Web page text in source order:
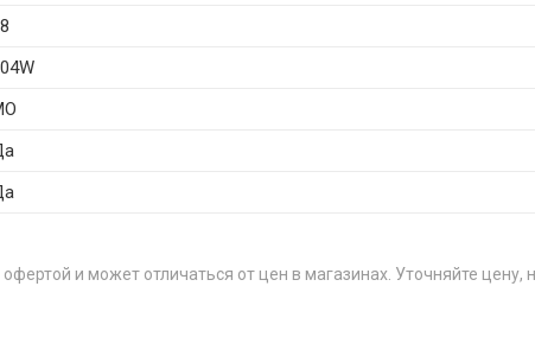
офертой и может отличаться от цен в магазинах. Уточняйте цену,